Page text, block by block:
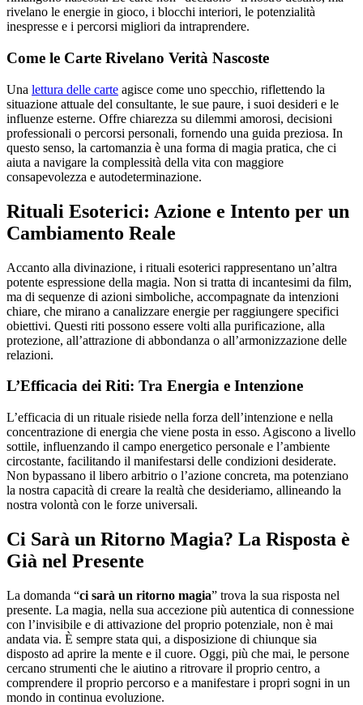
rivelano le energie in gioco, i blocchi interiori, le potenzialità
inespresse e i percorsi migliori da intraprendere.
Come le Carte Rivelano Verità Nascoste
Una lettura delle carte agisce come uno specchio, riflettendo la
situazione attuale del consultante, le sue paure, i suoi desideri e le
influenze esterne. Offre chiarezza su dilemmi amorosi, decisioni
professionali o percorsi personali, fornendo una guida preziosa. In
questo senso, la cartomanzia è una forma di magia pratica, che ci
aiuta a navigare la complessità della vita con maggiore
consapevolezza e autodeterminazione.
Rituali Esoterici: Azione e Intento per un
Cambiamento Reale
Accanto alla divinazione, i rituali esoterici rappresentano un’altra
potente espressione della magia. Non si tratta di incantesimi da film,
ma di sequenze di azioni simboliche, accompagnate da intenzioni
chiare, che mirano a canalizzare energie per raggiungere specifici
obiettivi. Questi riti possono essere volti alla purificazione, alla
protezione, all’attrazione di abbondanza o all’armonizzazione delle
relazioni.
L’Efficacia dei Riti: Tra Energia e Intenzione
L’efficacia di un rituale risiede nella forza dell’intenzione e nella
concentrazione di energia che viene posta in esso. Agiscono a livello
sottile, influenzando il campo energetico personale e l’ambiente
circostante, facilitando il manifestarsi delle condizioni desiderate.
Non bypassano il libero arbitrio o l’azione concreta, ma potenziano
la nostra capacità di creare la realtà che desideriamo, allineando la
nostra volontà con le forze universali.
Ci Sarà un Ritorno Magia? La Risposta è
Già nel Presente
La domanda “ci sarà un ritorno magia” trova la sua risposta nel
presente. La magia, nella sua accezione più autentica di connessione
con l’invisibile e di attivazione del proprio potenziale, non è mai
andata via. È sempre stata qui, a disposizione di chiunque sia
disposto ad aprire la mente e il cuore. Oggi, più che mai, le persone
cercano strumenti che le aiutino a ritrovare il proprio centro, a
comprendere il proprio percorso e a manifestare i propri sogni in un
mondo in continua evoluzione.